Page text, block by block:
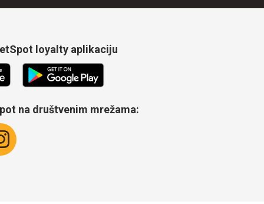
loyalty aplikaciju
na društvenim mrežama: